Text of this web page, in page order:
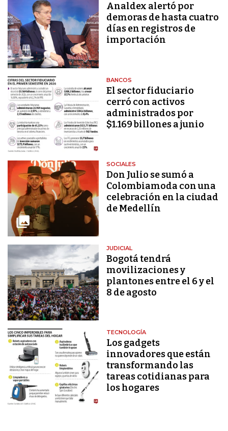
Analdex alertó por
demoras de hasta cuatro
días en registros de
importación
BANCOS
El sector fiduciario
cerró con activos
administrados por
$1.169 billones a junio
SOCIALES
Don Julio se sumó a
Colombiamoda con una
celebración en la ciudad
de Medellín
JUDICIAL
Bogotá tendrá
movilizaciones y
plantones entre el 6 y el
8 de agosto
TECNOLOGÍA
Los gadgets
innovadores que están
transformando las
tareas cotidianas para
los hogares